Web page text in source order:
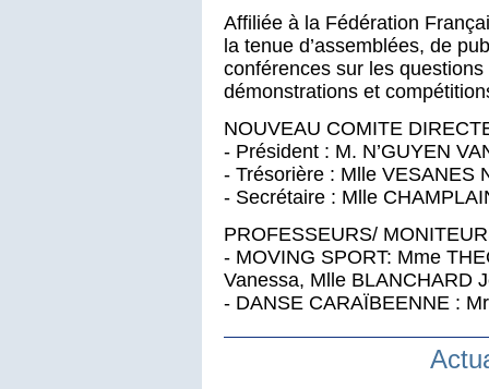
Affiliée à la Fédération
la tenue d’assemblées, de
conférences sur les
démonstrations et
NOUVEAU COMITE
- Président : M. N’GUYEN
- Trésorière : Mlle VESANES
- Secrétaire : Mlle
PROFESSEURS/
- MOVING SPORT: Mme
Vanessa, Mlle BLANCHARD
- DANSE CARAÏBEENNE :